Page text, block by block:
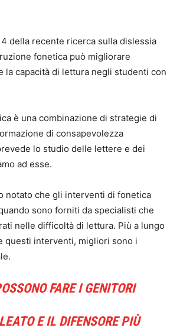
della recente ricerca sulla dislessia
fonetica può migliorare
la capacità di lettura negli studenti con
è una combinazione di strategie di
di consapevolezza
lo studio delle lettere e dei
ad esse.
notato che gli interventi di fonetica
sono forniti da specialisti che
nelle difficoltà di lettura. Più a lungo
questi interventi, migliori sono i
FARE I GENITORI
E IL DIFENSORE PIÙ